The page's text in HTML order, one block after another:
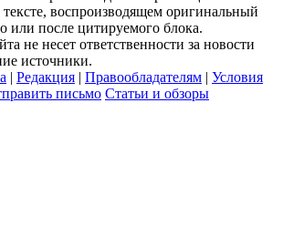
тексте, воспроизводящем оригинальный
или после цитируемого блока.
не несет ответственности за новости
источники.
| Редакция | Правообладателям | Условия
письмо Статьи и обзоры